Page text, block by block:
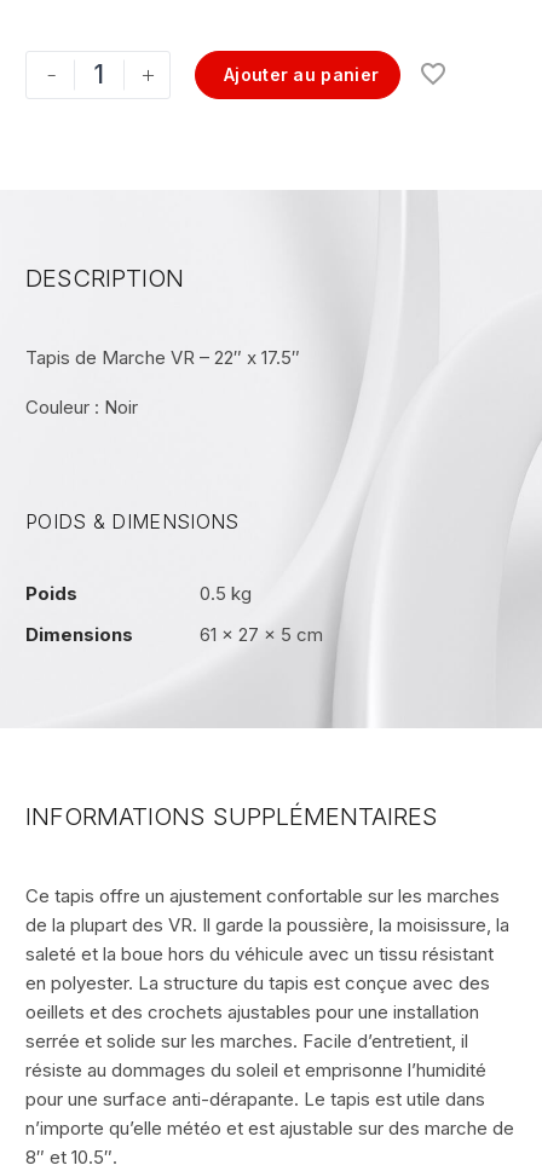
- + Ajouter au panier
DESCRIPTION
Tapis de Marche VR – 22″ x 17.5″
Couleur : Noir
POIDS & DIMENSIONS
Poids
0.5 kg
Dimensions
61 × 27 × 5 cm
INFORMATIONS SUPPLÉMENTAIRES
Ce tapis offre un ajustement confortable sur les marches
de la plupart des VR. Il garde la poussière, la moisissure, la
saleté et la boue hors du véhicule avec un tissu résistant
en polyester. La structure du tapis est conçue avec des
oeillets et des crochets ajustables pour une installation
serrée et solide sur les marches. Facile d’entretient, il
résiste au dommages du soleil et emprisonne l’humidité
pour une surface anti-dérapante. Le tapis est utile dans
n’importe qu’elle météo et est ajustable sur des marche de
8″ et 10.5″.